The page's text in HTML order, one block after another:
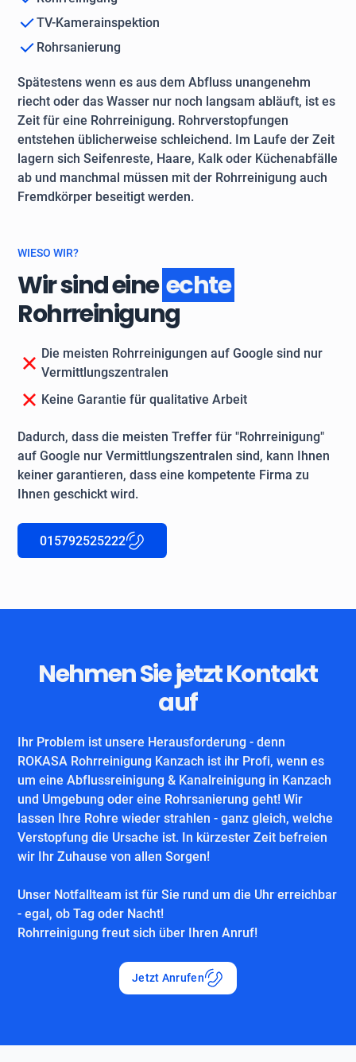
TV-Kamerainspektion
Rohrsanierung
Spätestens wenn es aus dem Abfluss unangenehm
riecht oder das Wasser nur noch langsam abläuft, ist es
Zeit für eine Rohrreinigung. Rohrverstopfungen
entstehen üblicherweise schleichend. Im Laufe der Zeit
lagern sich Seifenreste, Haare, Kalk oder Küchenabfälle
ab und manchmal müssen mit der Rohrreinigung auch
Fremdkörper beseitigt werden.
WIESO WIR?
Wir sind eineechte
Rohrreinigung
Die meisten Rohrreinigungen auf Google sind nur
Vermittlungszentralen
Keine Garantie für qualitative Arbeit
Dadurch, dass die meisten Treffer für "Rohrreinigung"
auf Google nur Vermittlungszentralen sind, kann Ihnen
keiner garantieren, dass eine kompetente Firma zu
Ihnen geschickt wird.
015792525222
Nehmen Sie jetzt Kontakt
auf
Ihr Problem ist unsere Herausforderung - denn
ROKASA Rohrreinigung Kanzach ist ihr Profi, wenn es
um eine Abflussreinigung & Kanalreinigung in Kanzach
und Umgebung oder eine Rohrsanierung geht! Wir
lassen Ihre Rohre wieder strahlen - ganz gleich, welche
Verstopfung die Ursache ist. In kürzester Zeit befreien
wir Ihr Zuhause von allen Sorgen!
Unser Notfallteam ist für Sie rund um die Uhr erreichbar
- egal, ob Tag oder Nacht!
Rohrreinigung freut sich über Ihren Anruf!
Jetzt Anrufen